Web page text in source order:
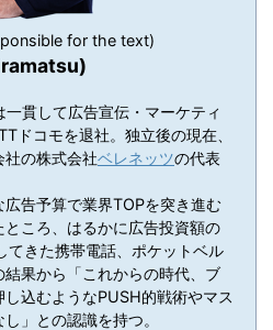
for the text)
貫して広告宣伝・マーケティ
ドコモを退社。独立後の現在、
の株式会社ベレネッツの代表
広告予算で業界TOPを突き進む
ころ、はるかに広告投資額の
てきた携帯電話、ポケットベル
果から「これからの時代、ブ
込むようなPUSH的戦術やマス
」との認識を持つ。